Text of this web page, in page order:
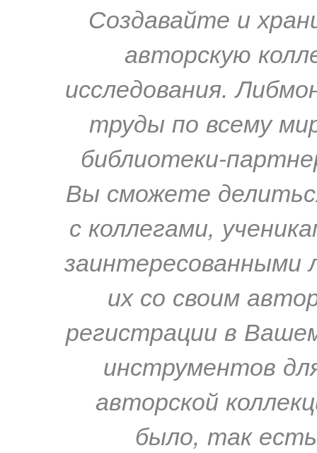
Создавайте и
авторскую
исследования.
труды по всему
библиотеки-
Вы сможете
с коллегами,
заинтересованными
их со своим
регистрации в
инструментов
авторской
было, так